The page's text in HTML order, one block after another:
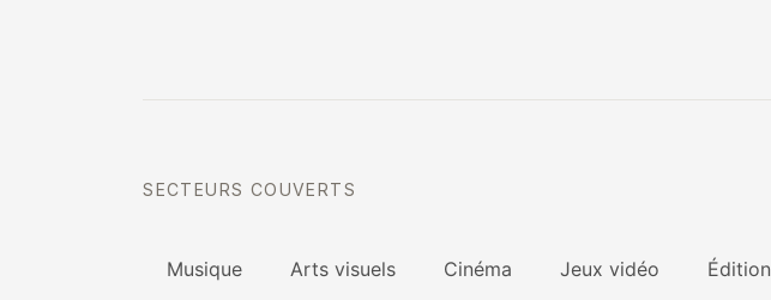
SECTEURS COUVERTS
Musique Arts visuels Cinéma Jeux vidéo Édition